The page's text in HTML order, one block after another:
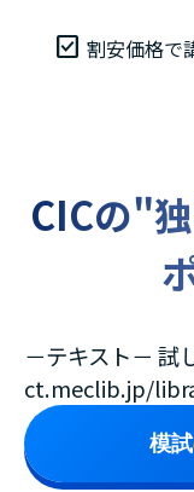
割安価格で
CICの"
－テキスト－
ct.meclib.jp/
模